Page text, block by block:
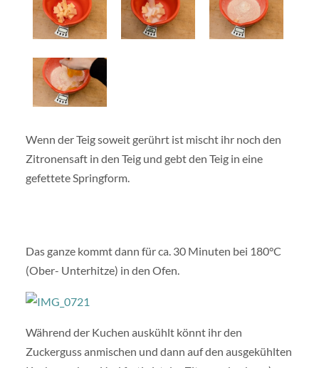
Wenn der Teig soweit gerührt ist mischt ihr noch den
Zitronensaft in den Teig und gebt den Teig in eine
gefettete Springform.
Das ganze kommt dann für ca. 30 Minuten bei 180°C
(Ober- Unterhitze) in den Ofen.
Während der Kuchen auskühlt könnt ihr den
Zuckerguss anmischen und dann auf den ausgekühlten